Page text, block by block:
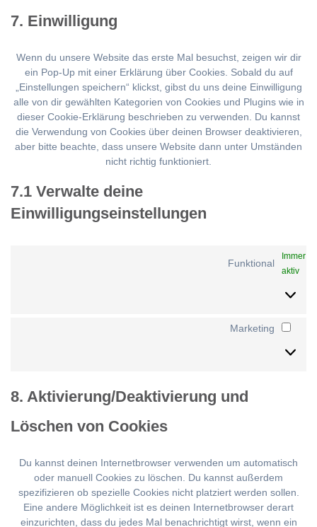
7. Einwilligung
Wenn du unsere Website das erste Mal besuchst, zeigen wir dir
ein Pop-Up mit einer Erklärung über Cookies. Sobald du auf
„Einstellungen speichern“ klickst, gibst du uns deine Einwilligung
alle von dir gewählten Kategorien von Cookies und Plugins wie in
dieser Cookie-Erklärung beschrieben zu verwenden. Du kannst
die Verwendung von Cookies über deinen Browser deaktivieren,
aber bitte beachte, dass unsere Website dann unter Umständen
nicht richtig funktioniert.
7.1 Verwalte deine
Einwilligungseinstellungen
Funktional
Immer
aktiv
Marketing
8. Aktivierung/Deaktivierung und
Löschen von Cookies
Du kannst deinen Internetbrowser verwenden um automatisch
oder manuell Cookies zu löschen. Du kannst außerdem
spezifizieren ob spezielle Cookies nicht platziert werden sollen.
Eine andere Möglichkeit ist es deinen Internetbrowser derart
einzurichten, dass du jedes Mal benachrichtigt wirst, wenn ein